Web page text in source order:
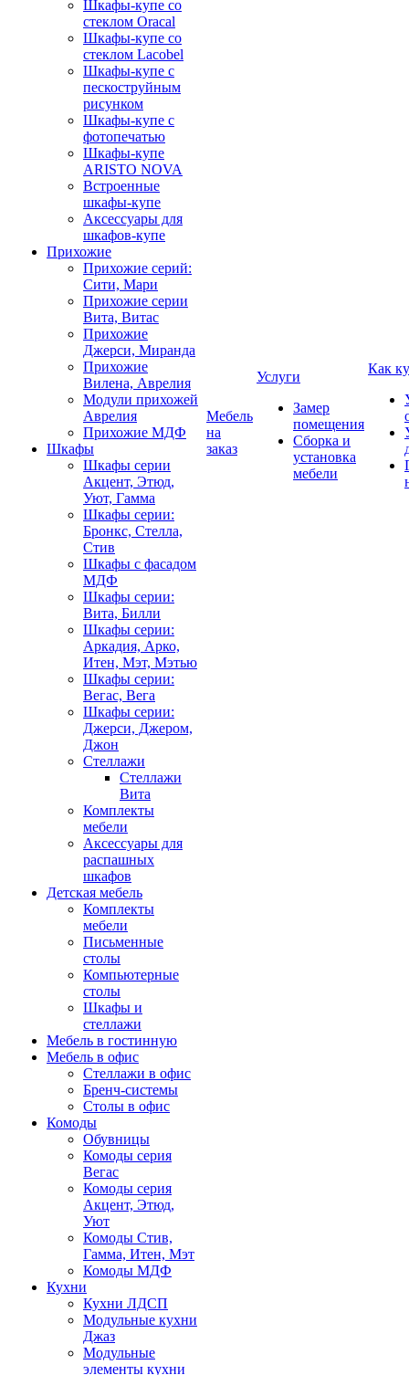
Шкафы-купе со
стеклом Oracal
Шкафы-купе со
стеклом Lacobel
Шкафы-купе с
пескоструйным
рисунком
Шкафы-купе с
фотопечатью
Шкафы-купе
ARISTO NOVA
Встроенные
шкафы-купе
Аксессуары для
шкафов-купе
Прихожие
Прихожие серий:
Сити, Мари
Прихожие серии
Вита, Витас
Прихожие
Джерси, Миранда
Прихожие
Вилена, Аврелия
Модули прихожей
Аврелия
Прихожие МДФ
Шкафы
Шкафы серии
Акцент, Этюд,
Уют, Гамма
Шкафы серии:
Бронкс, Стелла,
Стив
Шкафы с фасадом
МДФ
Шкафы серии:
Вита, Билли
Шкафы серии:
Аркадия, Арко,
Итен, Мэт, Мэтью
Шкафы серии:
Вегас, Вега
Шкафы серии:
Джерси, Джером,
Джон
Стеллажи
Стеллажи
Вита
Комплекты
мебели
Аксессуары для
распашных
шкафов
Детская мебель
Комплекты
мебели
Письменные
столы
Компьютерные
столы
Шкафы и
стеллажи
Мебель в гостинную
Мебель в офис
Стеллажи в офис
Бренч-системы
Столы в офис
Комоды
Обувницы
Комоды серия
Вегас
Комоды серия
Акцент, Этюд,
Уют
Комоды Стив,
Гамма, Итен, Мэт
Комоды МДФ
Кухни
Кухни ЛДСП
Модульные кухни
Джаз
Модульные
элементы кухни
Мебель
на
заказ
Услуги
Замер
помещения
Сборка и
установка
мебели
Как